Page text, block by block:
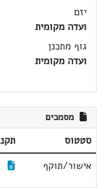
יזם
ועדה מקומית
גוף מתכנן
ועדה מקומית
מסמכים
סטטוס
אישור/תוקף